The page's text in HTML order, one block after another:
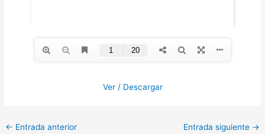
Ver / Descargar
← Entrada anterior Entrada siguiente →